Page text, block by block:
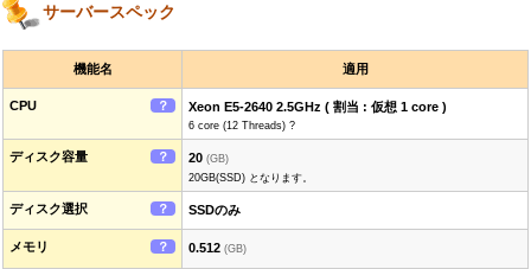
サーバースペック
機能名 適用
CPU ？ Xeon E5-2640 2.5GHz ( 割当 : 仮想 1 core )
6 core (12 Threads) ?
ディスク容量 ？ 20 (GB)
20GB(SSD) となります。
ディスク選択 ？ SSDのみ
メモリ ？ 0.512 (GB)